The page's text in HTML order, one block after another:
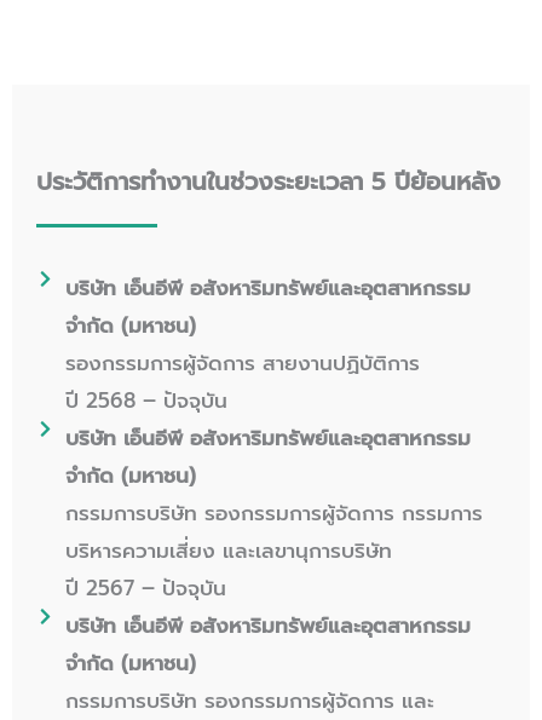
ประวัติการทำงานในช่วงระยะเวลา 5 ปีย้อนหลัง
บริษัท เอ็นอีพี อสังหาริมทรัพย์และอุตสาหกรรม
จำกัด (มหาชน)
รองกรรมการผู้จัดการ สายงานปฏิบัติการ
ปี 2568 – ปัจจุบัน
บริษัท เอ็นอีพี อสังหาริมทรัพย์และอุตสาหกรรม
จำกัด (มหาชน)
กรรมการบริษัท รองกรรมการผู้จัดการ กรรมการ
บริหารความเสี่ยง และเลขานุการบริษัท
ปี 2567 – ปัจจุบัน
บริษัท เอ็นอีพี อสังหาริมทรัพย์และอุตสาหกรรม
จำกัด (มหาชน)
กรรมการบริษัท รองกรรมการผู้จัดการ และ